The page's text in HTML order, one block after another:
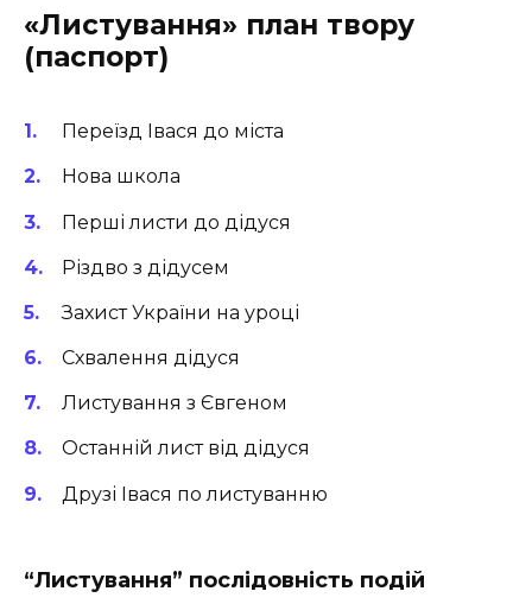
«Листування» план твору
(паспорт)
Переїзд Івася до міста
Нова школа
Перші листи до дідуся
Різдво з дідусем
Захист України на уроці
Схвалення дідуся
Листування з Євгеном
Останній лист від дідуся
Друзі Івася по листуванню
“Листування” послідовність подій